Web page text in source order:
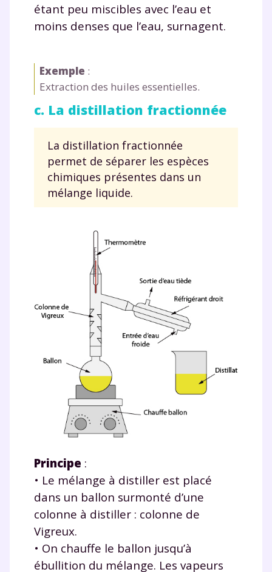
étant peu miscibles avec l’eau et
moins denses que l’eau, surnagent.
Exemple :
Extraction des huiles essentielles.
c. La distillation fractionnée
La distillation fractionnée
permet de séparer les espèces
chimiques présentes dans un
mélange liquide.
Principe :
• Le mélange à distiller est placé
dans un ballon surmonté d’une
colonne à distiller : colonne de
Vigreux.
• On chauffe le ballon jusqu’à
ébullition du mélange. Les vapeurs
Envie de progresser
et de réussir votre
année scolaire ?
Testez gratuitement
pendant 24h notre
plateforme de soutien
scolaire !
Fiches de cours et vidéos